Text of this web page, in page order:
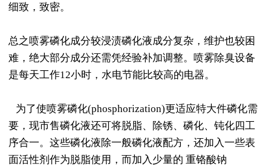
细致，致密。
总之喷雾磷化成分较浸渍磷化液成分复杂，维护也较困
难，绝大部分成分还需凭经验补加调整。喷雾除臭设备
是每天工作12小时，水电节能比较高的电器。
为了使喷雾磷化(phosphorization)更适应特大件磷化需
要，现市售磷化液还可将脱脂、除锈、磷化、钝化四工
序合一。这些磷化液除一般磷化液配方，还加入一些表
面活性剂作为脱脂使用，而加入少量的 重铬酸钠